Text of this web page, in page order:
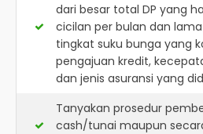
dari besar total DP yang
cicilan per bulan dan
tingkat suku bunga yang
pengajuan kredit,
dan jenis asuransi yang
Tanyakan prosedur
cash/tunai maupun